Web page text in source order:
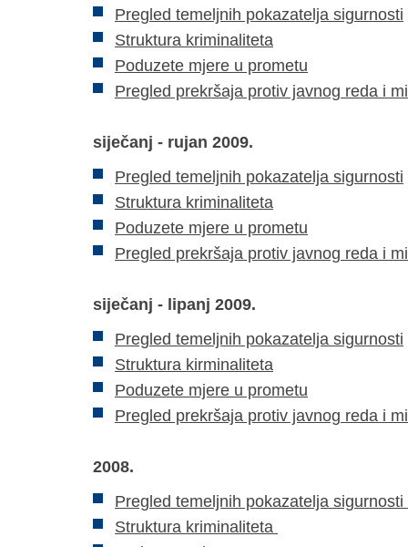
Pregled temeljnih pokazatelja sigurnosti
Struktura kriminaliteta
Poduzete mjere u prometu
Pregled prekršaja protiv javnog reda i
siječanj - rujan 2009.
Pregled temeljnih pokazatelja sigurnosti
Struktura kriminaliteta
Poduzete mjere u prometu
Pregled prekršaja protiv javnog reda i
siječanj - lipanj 2009.
Pregled temeljnih pokazatelja sigurnosti
Struktura kirminaliteta
Poduzete mjere u prometu
Pregled prekršaja protiv javnog reda i
2008.
Pregled temeljnih pokazatelja sigurnosti
Struktura kriminaliteta